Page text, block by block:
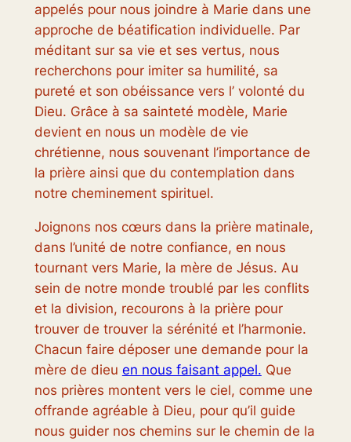
appelés pour nous joindre à Marie dans une
approche de béatification individuelle. Par
méditant sur sa vie et ses vertus, nous
recherchons pour imiter sa humilité, sa
pureté et son obéissance vers l’ volonté du
Dieu. Grâce à sa sainteté modèle, Marie
devient en nous un modèle de vie
chrétienne, nous souvenant l’importance de
la prière ainsi que du contemplation dans
notre cheminement spirituel.
Joignons nos cœurs dans la prière matinale,
dans l’unité de notre confiance, en nous
tournant vers Marie, la mère de Jésus. Au
sein de notre monde troublé par les conflits
et la division, recourons à la prière pour
trouver de trouver la sérénité et l’harmonie.
Chacun faire déposer une demande pour la
mère de dieu en nous faisant appel. Que
nos prières montent vers le ciel, comme une
offrande agréable à Dieu, pour qu’il guide
nous guider nos chemins sur le chemin de la